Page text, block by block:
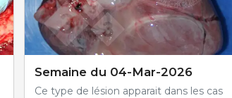
Semaine du 04-Mar-2026
Ce type de lésion apparait dans les cas